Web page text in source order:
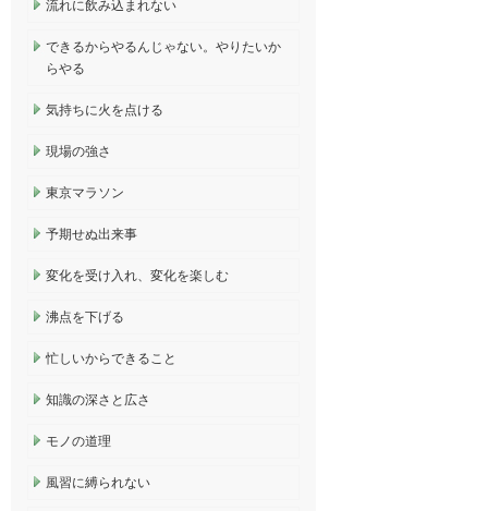
流れに飲み込まれない
できるからやるんじゃない。やりたいか
らやる
気持ちに火を点ける
現場の強さ
東京マラソン
予期せぬ出来事
変化を受け入れ、変化を楽しむ
沸点を下げる
忙しいからできること
知識の深さと広さ
モノの道理
風習に縛られない